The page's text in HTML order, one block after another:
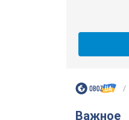
Важное